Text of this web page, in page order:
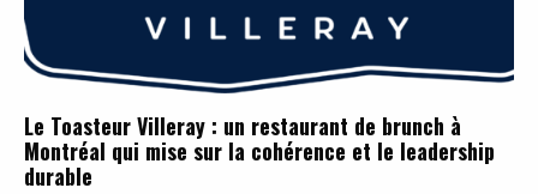
Le Toasteur Villeray : un restaurant de brunch à
Montréal qui mise sur la cohérence et le leadership
durable